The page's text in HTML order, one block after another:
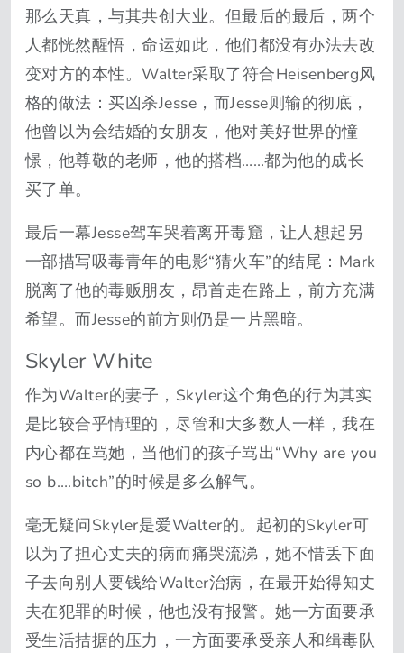
那么天真，与其共创大业。但最后的最后，两个
人都恍然醒悟，命运如此，他们都没有办法去改
变对方的本性。Walter采取了符合Heisenberg风
格的做法：买凶杀Jesse，而Jesse则输的彻底，
他曾以为会结婚的女朋友，他对美好世界的憧
憬，他尊敬的老师，他的搭档……都为他的成长
买了单。
最后一幕Jesse驾车哭着离开毒窟，让人想起另
一部描写吸毒青年的电影“猜火车”的结尾：Mark
脱离了他的毒贩朋友，昂首走在路上，前方充满
希望。而Jesse的前方则仍是一片黑暗。
Skyler White
作为Walter的妻子，Skyler这个角色的行为其实
是比较合乎情理的，尽管和大多数人一样，我在
内心都在骂她，当他们的孩子骂出“Why are you
so b….bitch”的时候是多么解气。
毫无疑问Skyler是爱Walter的。起初的Skyler可
以为了担心丈夫的病而痛哭流涕，她不惜丢下面
子去向别人要钱给Walter治病，在最开始得知丈
夫在犯罪的时候，他也没有报警。她一方面要承
受生活拮据的压力，一方面要承受亲人和缉毒队